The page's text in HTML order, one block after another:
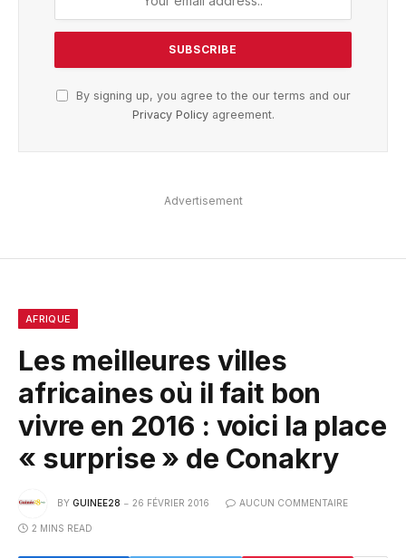
By signing up, you agree to the our terms and our
Privacy Policyagreement.
Advertisement
AFRIQUE
Les meilleures villes
africaines où il fait bon
vivre en 2016 : voici la place
« surprise » de Conakry
BY GUINEE28 26 FÉVRIER 2016 AUCUN COMMENTAIRE
2 MINS READ